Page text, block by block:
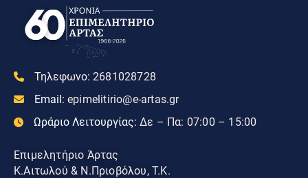
Τηλεφωνο: 2681028728
Email: epimelitirio@e-artas.gr
Ωράριο Λειτουργίας: Δε – Πα: 07:00 – 15:00
Επιμελητήριο Άρτας
Κ.Αιτωλού & Ν.Πριοβόλου, Τ.Κ.